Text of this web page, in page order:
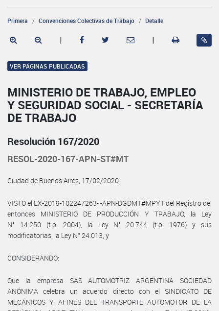
Primera Convenciones Colectivas de Trabajo Detalle
| |
VER PÁGINAS PUBLICADAS
MINISTERIO DE TRABAJO, EMPLEO
Y SEGURIDAD SOCIAL - SECRETARÍA
DE TRABAJO
Resolución 167/2020
RESOL-2020-167-APN-ST#MT
Ciudad de Buenos Aires, 17/02/2020
VISTO el EX-2019-102247263- -APN-DGDMT#MPYT del Registro del
entonces MINISTERIO DE PRODUCCIÓN Y TRABAJO, la Ley
N° 14.250 (t.o. 2004), la Ley N° 20.744 (t.o. 1976) y sus
modificatorias, la Ley N° 24.013, y
CONSIDERANDO:
Que la empresa SAS AUTOMOTRIZ ARGENTINA SOCIEDAD
ANÓNIMA celebra un acuerdo directo con el SINDICATO DE
MECÁNICOS Y AFINES DEL TRANSPORTE AUTOMOTOR DE LA